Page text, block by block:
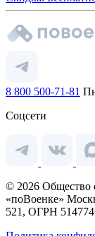
8 800 500-71-81
Соцсети
© 2026 Общество
«поВоенке»
521, ОГРН